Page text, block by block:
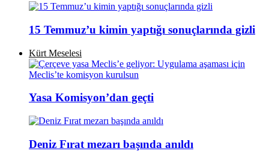
15 Temmuz’u kimin yaptığı sonuçlarında gizli
Kürt Meselesi
Yasa Komisyon’dan geçti
Deniz Fırat mezarı başında anıldı